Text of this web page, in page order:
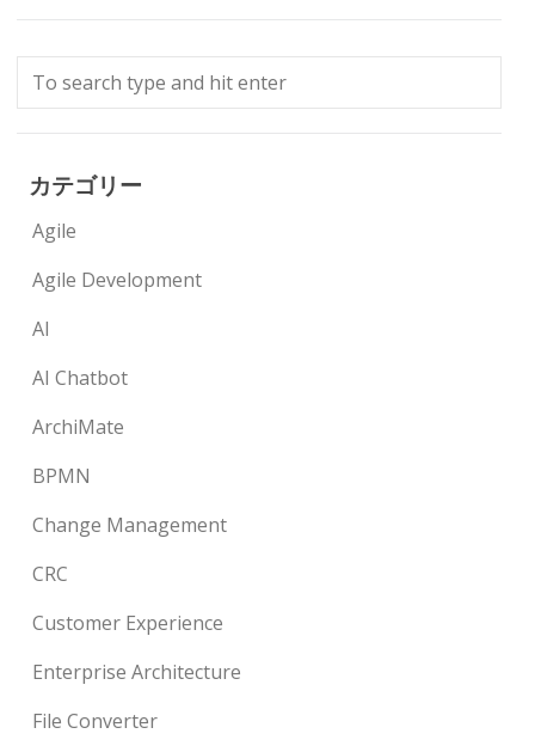
カテゴリー
Agile
Agile Development
AI
AI Chatbot
ArchiMate
BPMN
Change Management
CRC
Customer Experience
Enterprise Architecture
File Converter